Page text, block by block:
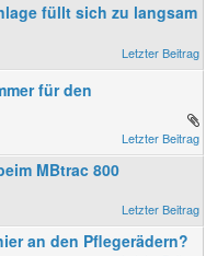
füllt sich zu langsam
für den
MBtrac 800
an den Pflegerädern?